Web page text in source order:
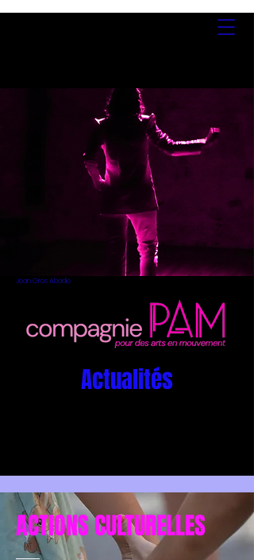
Jean Gros Abadie
Actualités
ACTIONS CULTURELLES